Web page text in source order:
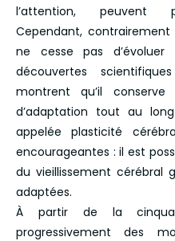
l’attention, peuvent
Cependant,
ne cesse pas
découvertes
montrent qu’il
d’adaptation tout au
appelée plasticité
encourageantes : il est
du vieillissement cérébral
adaptées.
À partir de la
progressivement des